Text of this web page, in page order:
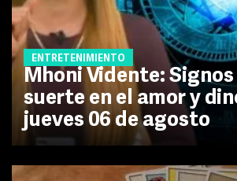
ENTRETENIMIENTO
Mhoni Vidente:
suerte en el amor y
jueves 06 de agosto